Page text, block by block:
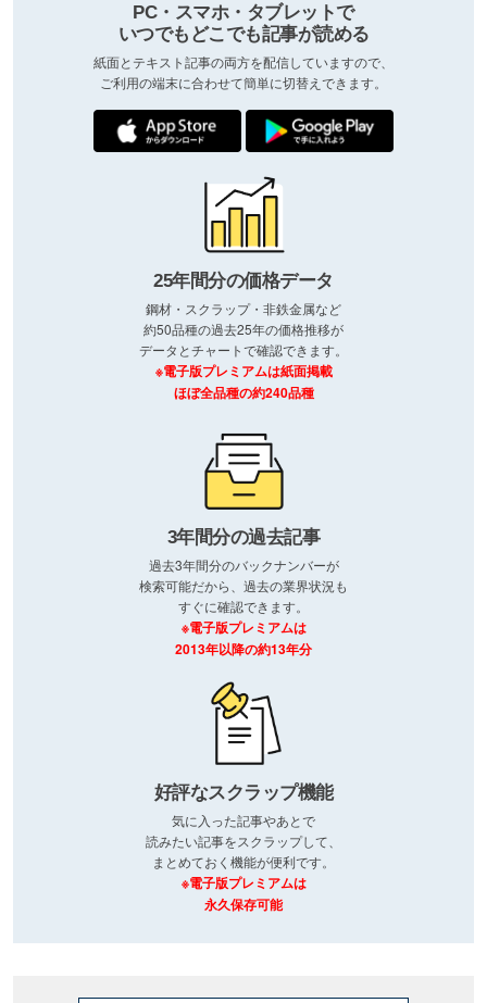
PC・スマホ・タブレットで
いつでもどこでも記事が読める
紙面とテキスト記事の両方を配信していますので、
ご利用の端末に合わせて簡単に切替えできます。
25年間分の価格データ
鋼材・スクラップ・非鉄金属など
約50品種の過去25年の価格推移が
データとチャートで確認できます。
※電子版プレミアムは紙面掲載
ほぼ全品種の約240品種
3年間分の過去記事
過去3年間分のバックナンバーが
検索可能だから、過去の業界状況も
すぐに確認できます。
※電子版プレミアムは
2013年以降の約13年分
好評なスクラップ機能
気に入った記事やあとで
読みたい記事をスクラップして、
まとめておく機能が便利です。
※電子版プレミアムは
永久保存可能